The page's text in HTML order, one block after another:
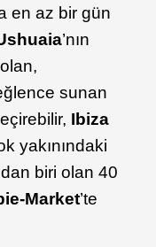
en az bir gün
’nın
sunan
Ibiza
yakınındaki
biri olan 40
Market’te